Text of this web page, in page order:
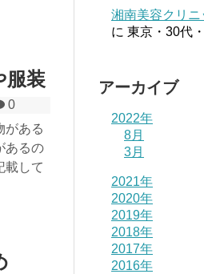
服装
0
がある
あるの
載して
湘南美容クリ
に 東京・30代
アーカイブ
2022年
8月
3月
2021年
2020年
2019年
2018年
2017年
2016年